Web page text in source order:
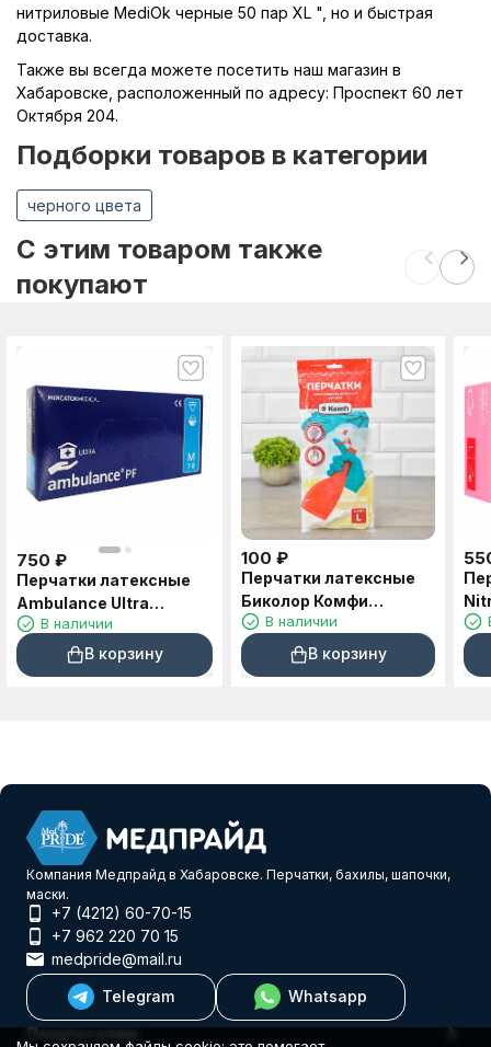
нитриловые MediOk черные 50 пар XL ", но и быстрая
доставка.
Также вы всегда можете посетить наш магазин в
Хабаровске, расположенный по адресу: Проспект 60 лет
Октября 204.
Подборки товаров в категории
черного цвета
C этим товаром также
покупают
750 ₽
Перчатки латексные
Ambulance Ultra
особопрочные синие 16
гр. 25 пар M, L, XL
В наличии
В корзину
100 ₽
Перчатки латексные
Биколор Комфи
бирюзово-бежевые 1
пара S, M, L, XL
В наличии
В корзину
L
Компания Медпрайд в Хабаровске. Перчатки, бахилы, шапочки,
маски.
+7 (4212) 60-70-15
+7 962 220 70 15
medpride@mail.ru
Telegram
Whatsapp
Покупателям